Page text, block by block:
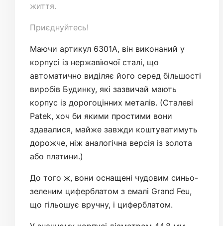
життя.
Приєднуйтесь!
Маючи артикул 6301A, він виконаний у
корпусі із нержавіючої сталі, що
автоматично виділяє його серед більшості
виробів Будинку, які зазвичай мають
корпус із дорогоцінних металів. (Сталеві
Patek, хоч би якими простими вони
здавалися, майже завжди коштуватимуть
дорожче, ніж аналогічна версія із золота
або платини.)
До того ж, вони оснащені чудовим синьо-
зеленим циферблатом з емалі Grand Feu,
що гільошує вручну, і циферблатом.